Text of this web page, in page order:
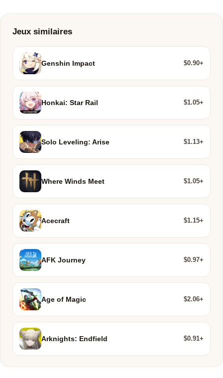
Jeux similaires
Genshin Impact $0.90+
Honkai: Star Rail $1.05+
Solo Leveling: Arise $1.13+
Where Winds Meet $1.05+
Acecraft $1.15+
AFK Journey $0.97+
Age of Magic $2.06+
Arknights: Endfield $0.91+